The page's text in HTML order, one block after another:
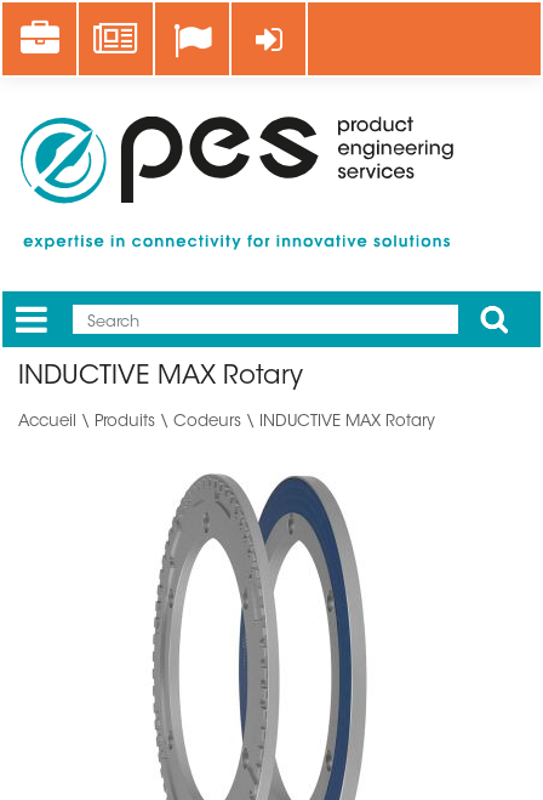
au
contenu
Career News Se connecter
Mobile
Main
Apply
INDUCTIVE MAX Rotary
Accueil \ Produits \ Codeurs \ INDUCTIVE MAX Rotary